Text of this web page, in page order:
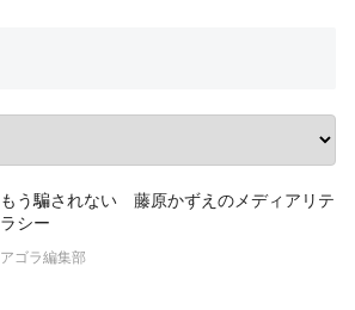
もう騙されない 藤原かずえのメディアリテ
ラシー
アゴラ編集部